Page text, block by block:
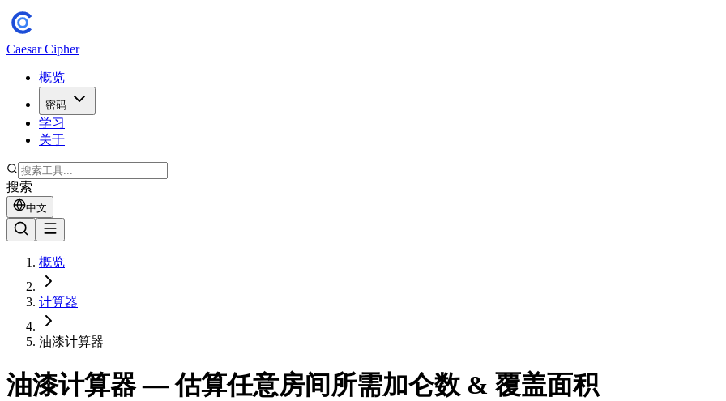
Caesar Cipher
概览
密码
学习
关于
搜索
中文
概览
计算器
油漆计算器
油漆计算器 — 估算任意房间所需加仑数 & 覆盖面积